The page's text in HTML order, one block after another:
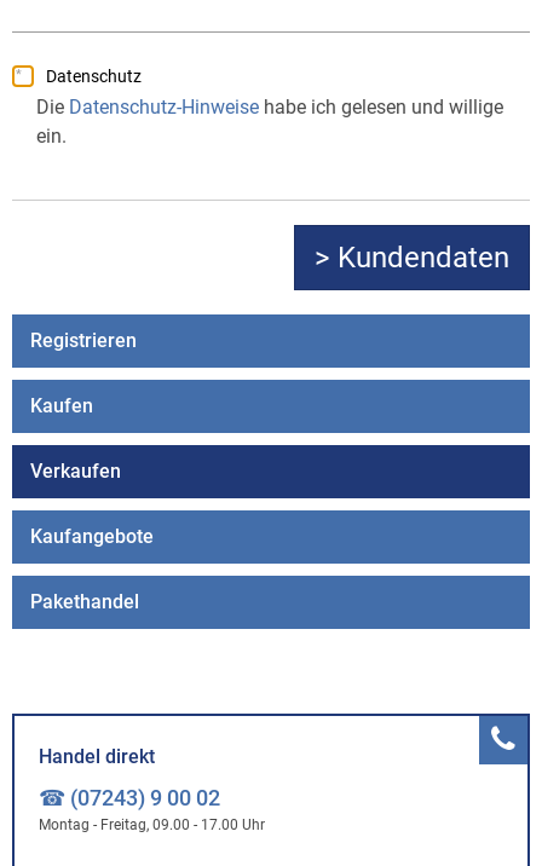
Datenschutz
Die Datenschutz-Hinweise habe ich gelesen und willige
ein.
Registrieren
Kaufen
Verkaufen
Kaufangebote
Pakethandel
Handel direkt
☎ (07243) 9 00 02
Montag - Freitag, 09.00 - 17.00 Uhr